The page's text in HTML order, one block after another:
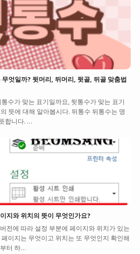
엇일까? 뒷머리, 뒤머리, 뒷골, 뒤골 맞춤법
수가 맞는 표기일까요, 뒷통수가 맞는 표기
뜻에 대해 알아봅시다. 뒤통수 뒤통수는 명
합니다. …
지와 위치의 뜻이 무엇인가요?
전에 따라 설정 부분에 페이지와 위치가 있는
이지는 무엇이고 위치는 또 무엇인지 확인해
터 하…